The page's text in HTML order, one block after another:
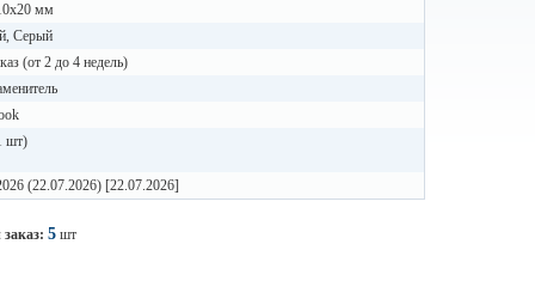
мм
Серый
(от 2 до 4 недель)
шт)
(22.07.2026) [22.07.2026]
5 шт